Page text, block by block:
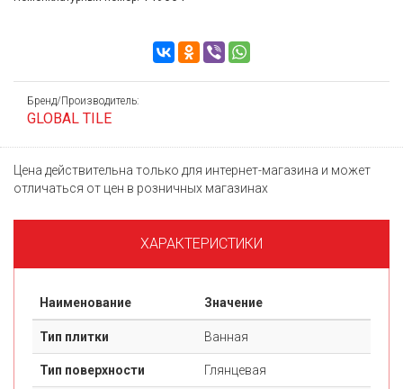
Бренд/Производитель:
GLOBAL TILE
Цена действительна только для интернет-магазина и может
отличаться от цен в розничных магазинах
ХАРАКТЕРИСТИКИ
Наименование Значение
Тип плитки Ванная
Тип поверхности Глянцевая